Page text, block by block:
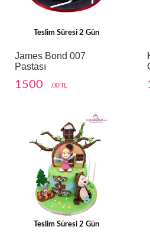
Teslim Süresi 2 Gün
James Bond 007
Pastası
1500 ,00 TL
Teslim Süresi 2 Gün